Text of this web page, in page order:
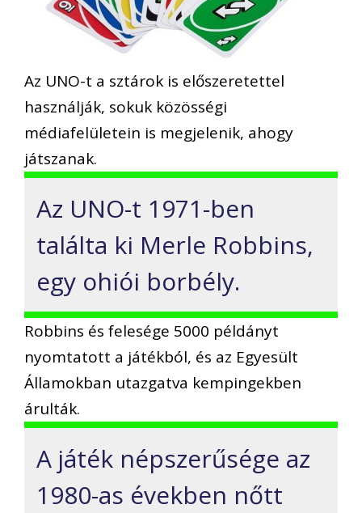
Az UNO-t a sztárok is előszeretettel
használják, sokuk közösségi
médiafelületein is megjelenik, ahogy
játszanak.
Az UNO-t 1971-ben
találta ki Merle Robbins,
egy ohiói borbély.
Robbins és felesége 5000 példányt
nyomtatott a játékból, és az Egyesült
Államokban utazgatva kempingekben
árulták.
A játék népszerűsége az
1980-as években nőtt